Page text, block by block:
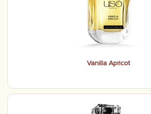
Vanilla Apricot